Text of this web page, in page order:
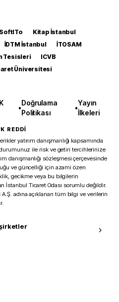
SoftITo
Kitap İstanbul
İDTM İstanbul
İTOSAM
Tesisleri
ICVB
Üniversitesi
•
Doğrulama
Politikası
•
Yayın
İlkeleri
REDDİ
yatırım danışmanlığı kapsamında
durumunuz ile risk ve getiri tercihlerinize
danışmanlığı sözleşmesi çerçevesinde
ve güncelliği için azami özen
gecikme veya bu bilgilerin
İstanbul Ticaret Odası sorumlu değildir.
adına açıklanan tüm bilgi ve verilerin